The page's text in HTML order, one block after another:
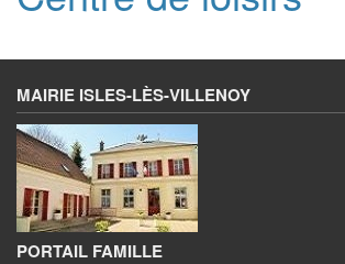
MAIRIE ISLES-LÈS-VILLENOY
PORTAIL FAMILLE